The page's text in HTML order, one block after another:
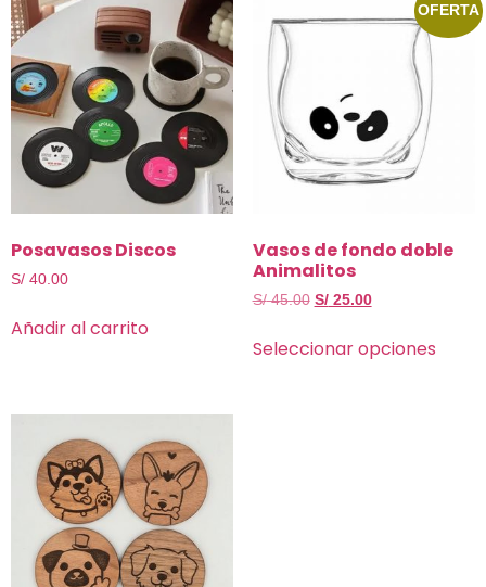
Posavasos Discos
S/ 40.00
Añadir al carrito
OFERTA
Vasos de fondo doble
Animalitos
S/45.00 S/25.00
Seleccionar opciones